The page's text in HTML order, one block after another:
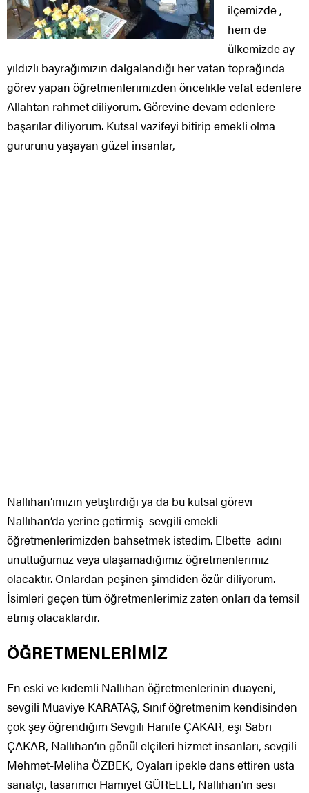
ilçemizde ,
hem de
ülkemizde ay
yıldızlı bayrağımızın dalgalandığı her vatan toprağında
görev yapan öğretmenlerimizden öncelikle vefat edenlere
Allahtan rahmet diliyorum. Görevine devam edenlere
başarılar diliyorum. Kutsal vazifeyi bitirip emekli olma
gururunu yaşayan güzel insanlar,
Nallıhan’ımızın yetiştirdiği ya da bu kutsal görevi
Nallıhan’da yerine getirmiş sevgili emekli
öğretmenlerimizden bahsetmek istedim. Elbette adını
unuttuğumuz veya ulaşamadığımız öğretmenlerimiz
olacaktır. Onlardan peşinen şimdiden özür diliyorum.
İsimleri geçen tüm öğretmenlerimiz zaten onları da temsil
etmiş olacaklardır.
ÖĞRETMENLERİMİZ
En eski ve kıdemli Nallıhan öğretmenlerinin duayeni,
sevgili Muaviye KARATAŞ, Sınıf öğretmenim kendisinden
çok şey öğrendiğim Sevgili Hanife ÇAKAR, eşi Sabri
ÇAKAR, Nallıhan’ın gönül elçileri hizmet insanları, sevgili
Mehmet-Meliha ÖZBEK, Oyaları ipekle dans ettiren usta
sanatçı, tasarımcı Hamiyet GÜRELLİ, Nallıhan’ın sesi